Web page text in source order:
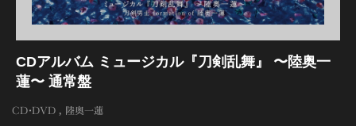
CDアルバム ミュージカル『刀剣乱舞』 〜陸奥一
蓮〜 通常盤
CD・DVD 陸奥一蓮